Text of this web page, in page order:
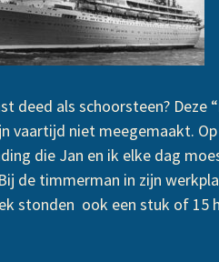
als schoorsteen? Deze
niet meegemaakt.
die Jan en ik elke dag
de timmerman in zijn
stonden ook een stuk of 15